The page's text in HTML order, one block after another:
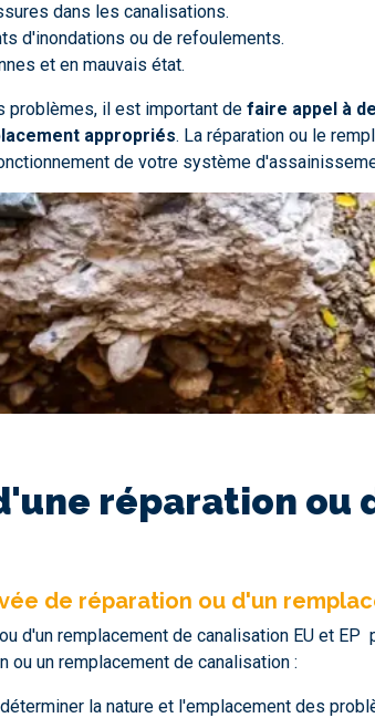
dans les canalisations.
d'inondations ou de refoulements.
et en mauvais état.
problèmes, il est important de faire appel à
appropriés. La réparation ou le
de votre système
réparation ou
de réparation ou d'un
d'un remplacement de canalisation EU et
ou un remplacement de canalisation :
la nature et l'emplacement des